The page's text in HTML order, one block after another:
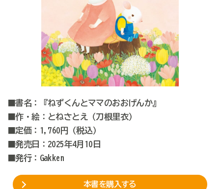
■書名：『ねずくんとママのおおげんか』
■作・絵：とねさとえ（刀根里衣）
■定価：1,760円（税込）
■発売日：2025年4月10日
■発行：Gakken
本書を購入する